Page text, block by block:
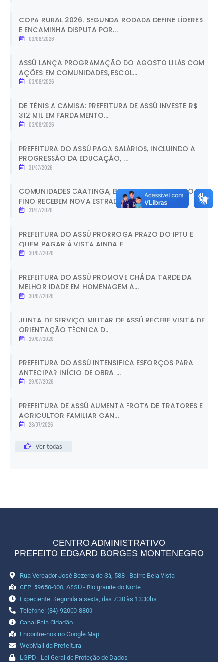
COPA RURAL 2026: SEGUNDA RODADA DEFINE LÍDERES
E ENCAMINHA DISPUTA POR...
03/08/2026
ASSÚ LANÇA PROGRAMAÇÃO DO AGOSTO LILÁS COM
AÇÕES EM COMUNIDADES, ESCOL...
03/08/2026
DE TÊNIS A CAMISA: PREFEITURA DE ASSÚ INVESTE R$
312 MIL EM FARDAMENTO...
03/08/2026
PREFEITURA DO ASSÚ PAGA SALÁRIOS, INCLUINDO A
PROGRESSÃO DA EDUCAÇÃO, ...
31/07/2026
COMUNIDADES CAATINGA, BOM LUGAR 2 E CANTO
FINO RECEBEM NOVA ESTRADA CO...
31/07/2026
PREFEITURA DO ASSÚ PRORROGA PRAZO DO IPTU E
QUEM PAGAR À VISTA AINDA E...
30/07/2026
PREFEITURA DO ASSÚ PROMOVE CHÁ DA TARDE DA
MELHOR IDADE EM HOMENAGEM A...
30/07/2026
JUNTA DE SERVIÇO MILITAR DE ASSÚ RECEBE VISITA DE
ORIENTAÇÃO TÉCNICA D...
29/07/2026
PREFEITURA DO ASSÚ INTENSIFICA ESFORÇOS PARA
ANTECIPAR INÍCIO DE OBRA ...
29/07/2026
PREFEITURA DE ASSÚ AUMENTA FROTA DE TRATORES E
AGRICULTOR FAMILIAR GAN...
28/07/2026
Ver todas
CENTRO ADMINISTRATIVO
PREFEITO EDGARD BORGES MONTENEGRO
Rua Vereador José Bezerra de Sá, 588 - Bairro Bela Vista
CEP: 59650-000, ASSÚ - Rio grande do Norte
Expediente: Segunda a sexta, das 7:30 às 13:30hs
Telefone: (84) 92000-8800
Canal Fala Cidadão
Encontre-nos no Google Map
WebMail da Prefeitura
LGPD - Lei Geral de Proteção de Dados